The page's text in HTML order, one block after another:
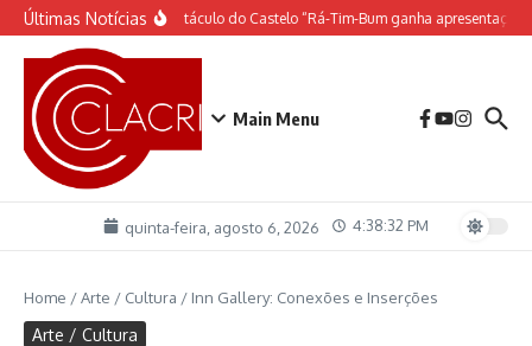
Ir para o conteúdo
Últimas NotíciasO espetáculo do Castelo “Rá-Tim-Bum ganha apresentação
Main Menu
quinta-feira, agosto 6, 2026 4:38:33 PM
Home /Arte / Cultura / Inn Gallery: Conexões e Inserções
Arte / Cultura